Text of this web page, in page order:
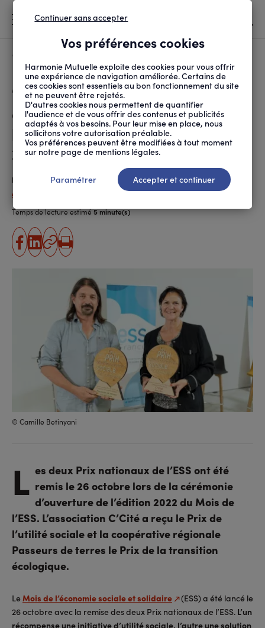
D'ARIANE
ACCUEIL SANTÉ AU TRAVAIL ORGANISATION ET ÉVOL... C’CITÉ ET PASSEURS D...
C’Cité et Passeurs de terres :
les deux lauréats des Prix ESS
2022
Publié le 11.11.2022
Alexandra Luthereau
Temps de lecture estimé5 minute(s)
partager
facebook
partager
linkedin
Copier
Imprimer
© Camille Betinyani
L es deux Prix nationaux de l’ESS ont été
remis le 26 octobre lors de la cérémonie
d’ouverture de l’édition 2022 du Mois de
l’ESS. L’association C’Cité a reçu le Prix de
l’utilité sociale et la coopérative régionale
Passeurs de terres le Prix de la transition
écologique.
LeMois de l’économie sociale et solidaire (ESS) a été lancé le
26 octobre avec la remise des deux Prix nationaux de l’ESS. L’un
récompense une initiative d’utilité sociale, l’autre une solution
Vos préférences cookies
Harmonie Mutuelle exploite des cookies pour vous offrir
une expérience de navigation améliorée. Certains de
ces cookies sont essentiels au bon fonctionnement du site
et ne peuvent être rejetés.
D'autres cookies nous permettent de quantifier
l'audience et de vous offrir des contenus et publicités
adaptés à vos besoins. Pour leur mise en place, nous
sollicitons votre autorisation préalable.
Vos préférences peuvent être modifiées à tout moment
sur notre page de mentions légales.
Continuer sans accepter
Paramétrer Accepter et continuer